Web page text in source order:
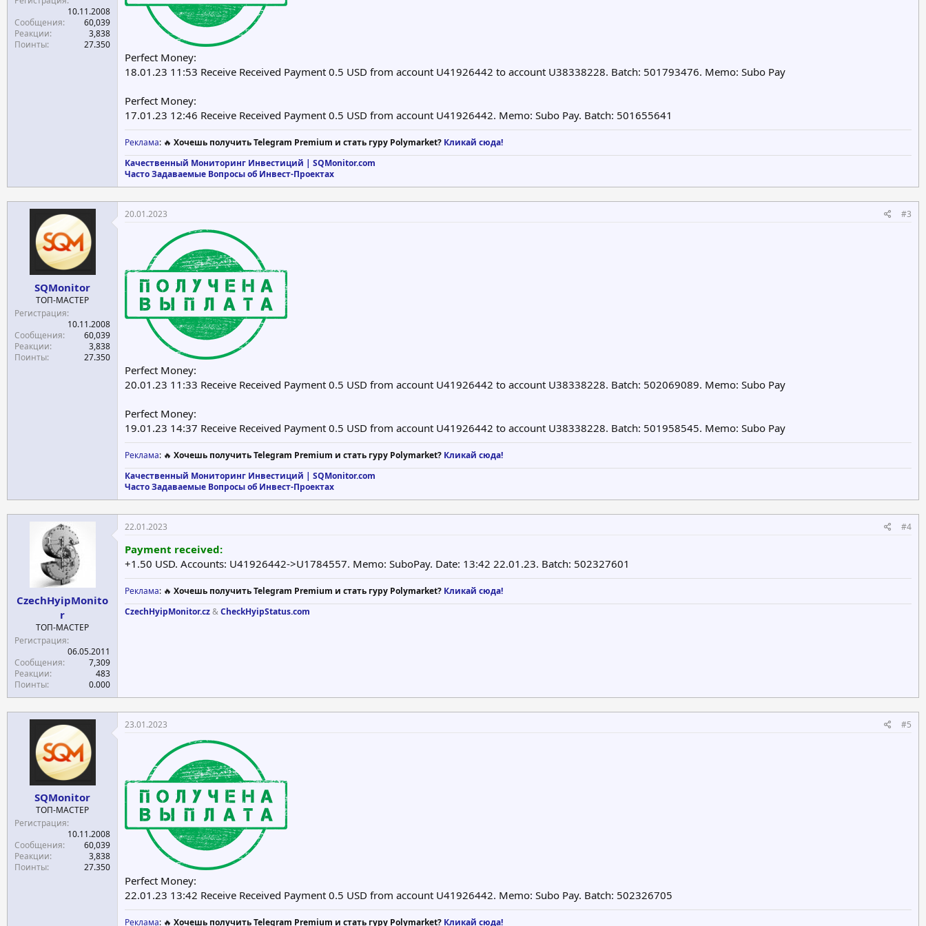
10.11.2008
Сообщения
60,039
Реакции
3,838
Поинты
27.350
Perfect Money:
18.01.23 11:53 Receive Received Payment 0.5 USD from account U41926442 to account U38338228. Batch: 501793476. Memo: Subo Pay
Perfect Money:
17.01.23 12:46 Receive Received Payment 0.5 USD from account U41926442. Memo: Subo Pay. Batch: 501655641
Реклама: 🔥 Хочешь получить Telegram Premium и стать гуру Polymarket? Кликай сюда!
Качественный Мониторинг Инвестиций | SQMonitor.com
Часто Задаваемые Вопросы об Инвест-Проектах
SQMonitor
ТОП-МАСТЕР
Регистрация
10.11.2008
Сообщения
60,039
Реакции
3,838
Поинты
27.350
20.01.2023 #3
Perfect Money:
20.01.23 11:33 Receive Received Payment 0.5 USD from account U41926442 to account U38338228. Batch: 502069089. Memo: Subo Pay
Perfect Money:
19.01.23 14:37 Receive Received Payment 0.5 USD from account U41926442 to account U38338228. Batch: 501958545. Memo: Subo Pay
Реклама: 🔥 Хочешь получить Telegram Premium и стать гуру Polymarket? Кликай сюда!
Качественный Мониторинг Инвестиций | SQMonitor.com
Часто Задаваемые Вопросы об Инвест-Проектах
CzechHyipMonito
r
ТОП-МАСТЕР
Регистрация
06.05.2011
Сообщения
7,309
Реакции
483
Поинты
0.000
22.01.2023 #4
Payment received:
+1.50 USD. Accounts: U41926442->U1784557. Memo: SuboPay. Date: 13:42 22.01.23. Batch: 502327601
Реклама: 🔥 Хочешь получить Telegram Premium и стать гуру Polymarket? Кликай сюда!
CzechHyipMonitor.cz&CheckHyipStatus.com
SQMonitor
ТОП-МАСТЕР
Регистрация
10.11.2008
Сообщения
60,039
Реакции
3,838
Поинты
27.350
23.01.2023 #5
Perfect Money:
22.01.23 13:42 Receive Received Payment 0.5 USD from account U41926442. Memo: Subo Pay. Batch: 502326705
Реклама: 🔥 Хочешь получить Telegram Premium и стать гуру Polymarket? Кликай сюда!